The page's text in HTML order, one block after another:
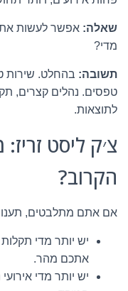
שאלה: אפשר לעשות את
מדי?
תשובה: בהחלט. שירות
טפסים. נהלים קצרים,
לתוצאות.
צ׳ק ליסט
הקרוב?
אם אתם מתלבטים,
יש יותר מדי
אתכם מהר.
יש יותר מדי